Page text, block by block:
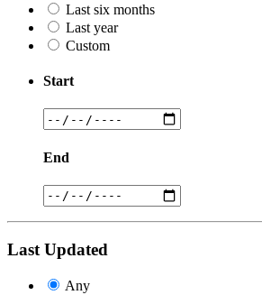
Last six months
Last year
Custom
Start
End
Last Updated
Any